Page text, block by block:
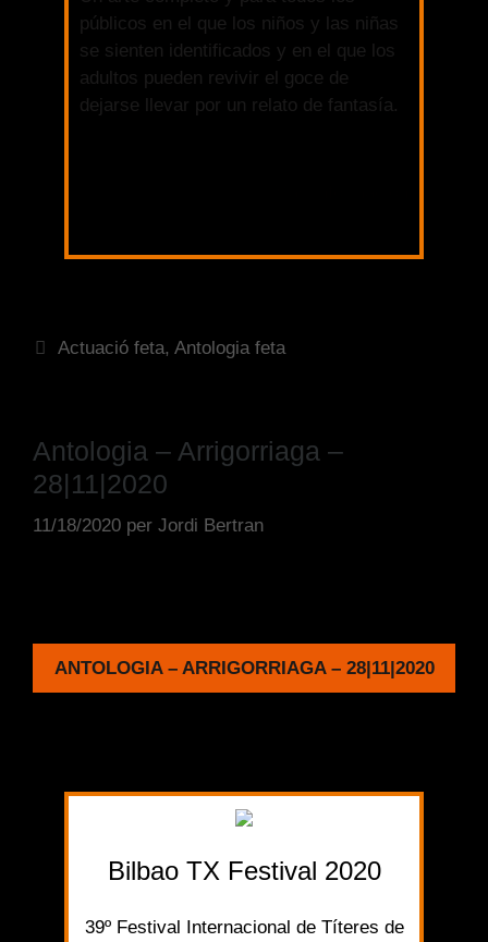
públicos en el que los niños y las niñas
se sienten identificados y en el que los
adultos pueden revivir el goce de
dejarse llevar por un relato de fantasía.
Actuació feta,Antologia feta
Antologia – Arrigorriaga –
28|11|2020
11/18/2020 per Jordi Bertran
ANTOLOGIA – ARRIGORRIAGA – 28|11|2020
Bilbao TX Festival 2020
39º Festival Internacional de Títeres de